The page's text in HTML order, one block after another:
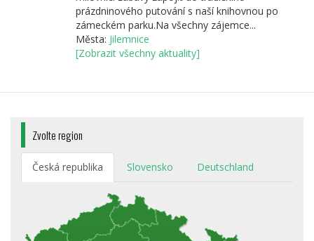
prázdninového putování s naší knihovnou po
zámeckém parku.Na všechny zájemce...
Města: Jilemnice
[Zobrazit všechny aktuality]
Zvolte region
Česká republika Slovensko Deutschland